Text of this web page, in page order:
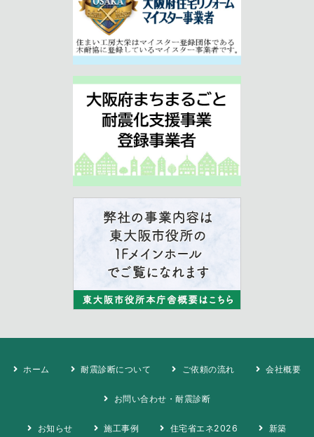
ホーム 耐震診断について ご依頼の流れ 会社概要
お問い合わせ・耐震診断
お知らせ 施工事例 住宅省エネ2026 新築